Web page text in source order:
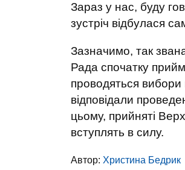
Зараз у нас, буду
зустріч відбулася
Зазначимо, так
Рада спочатку
проводяться вибори
відповідали
цьому, прийняті
вступлять в силу.
Автор: Христина Бедрик